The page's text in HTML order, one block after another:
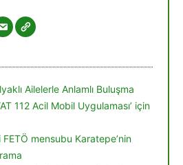
Ailelerle Anlamlı Buluşma
112 Acil Mobil Uygulaması’ için
mensubu Karatepe’nin